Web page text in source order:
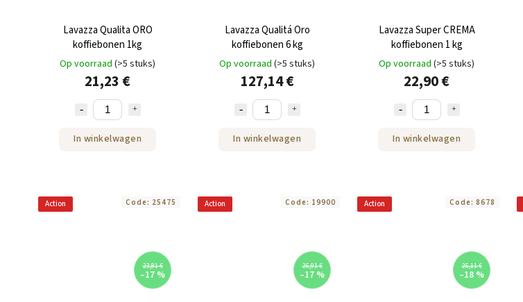
Lavazza Qualita ORO
koffiebonen 1kg
Op voorraad (>5 stuks)
21,23 €
In winkelwagen
Lavazza Qualitá Oro
koffiebonen 6 kg
Op voorraad (>5 stuks)
127,14 €
In winkelwagen
Lavazza Super CREMA
koffiebonen 1 kg
Op voorraad (>5 stuks)
22,90 €
In winkelwagen
Action
23,81 €
–17 %
Code: 25475 Action
26,91 €
–17 %
Code: 19900 Action
25,11 €
–18 %
Code: 8678